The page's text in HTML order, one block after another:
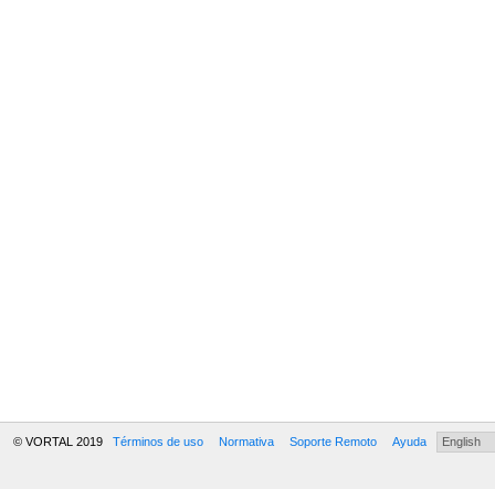
© VORTAL 2019 Términos de uso Normativa Soporte Remoto Ayuda